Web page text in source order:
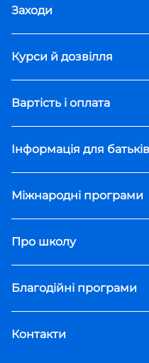
Заходи
Курси й дозвілля
Вартість і оплата
Інформація для батьків
Міжнародні програми
Про школу
Благодійні програми
Контакти